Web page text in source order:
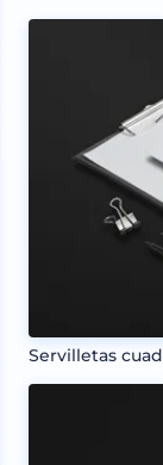
Servilletas